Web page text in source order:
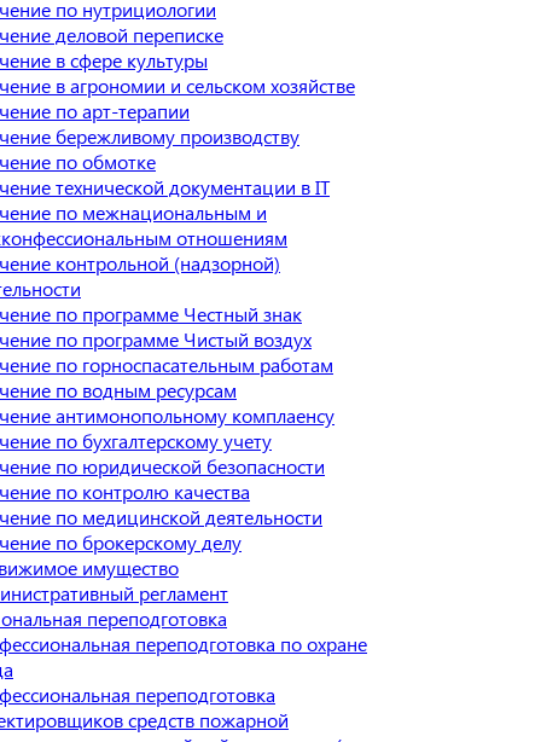
по нутрициологии
деловой переписке
в сфере культуры
в агрономии и сельском хозяйстве
по арт-терапии
бережливому производству
по обмотке
технической документации в IT
по межнациональным и
отношениям
контрольной (надзорной)
по программе Честный знак
по программе Чистый воздух
по горноспасательным работам
по водным ресурсам
антимонопольному комплаенсу
по бухгалтерскому учету
по юридической безопасности
по контролю качества
по медицинской деятельности
по брокерскому делу
имущество
регламент
переподготовка
переподготовка по охране
переподготовка
средств пожарной